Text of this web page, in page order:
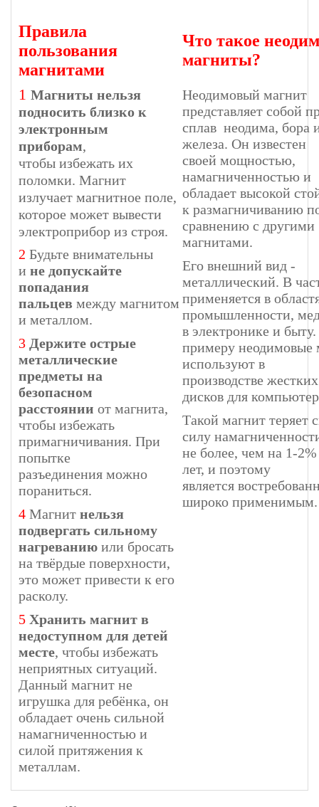
Правила
пользования
магнитами
Что такое
магниты?
1 Магниты нельзя
подносить близко к
электронным
приборам,
чтобы избежать их
поломки. Магнит
излучает магнитное поле,
которое может вывести
электроприбор из строя.
2 Будьте внимательны
и не допускайте
попадания
пальцев между магнитом
и металлом.
3 Держите острые
металлические
предметы на
безопасном
расстоянии от магнита,
чтобы избежать
примагничивания. При
попытке
разъединения можно
пораниться.
4 Магнит нельзя
подвергать сильному
нагреванию или бросать
на твёрдые поверхности,
это может привести к его
расколу.
5 Хранить магнит в
недоступном для детей
месте, чтобы избежать
неприятных ситуаций.
Данный магнит не
игрушка для ребёнка, он
обладает очень сильной
намагниченностью и
силой притяжения к
металлам.
Неодимовый магнит
представляет собой
сплав неодима, бора
железа. Он известен
своей мощностью,
намагниченностью и
обладает высокой
к размагничиванию
сравнению с другими
магнитами.
Его внешний вид -
металлический. В
применяется в
промышленности,
в электронике и
примеру неодимовые
используют в
производстве жестких
дисков для
Такой магнит теряет
силу
не более, чем на 1-2%
лет, и поэтому
является
широко применимым.